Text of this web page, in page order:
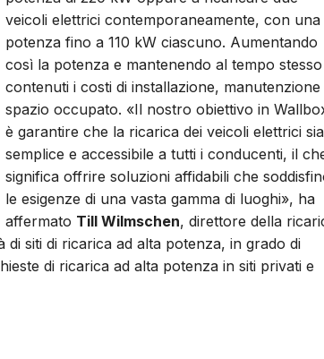
veicoli elettrici contemporaneamente, con una
potenza fino a 110 kW ciascuno. Aumentando
così la potenza e mantenendo al tempo stesso
contenuti i costi di installazione, manutenzione
spazio occupato. «Il nostro obiettivo in
è garantire che la ricarica dei veicoli elettrici sia
semplice e accessibile a tutti i conducenti, il
significa offrire soluzioni affidabili che
le esigenze di una vasta gamma di luoghi», ha
affermato Till Wilmschen, direttore della
di siti di ricarica ad alta potenza, in grado di
di ricarica ad alta potenza in siti privati ​​e